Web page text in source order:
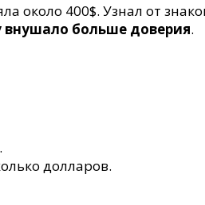
около 400$. Узнал от
внушало больше доверия.
долларов.